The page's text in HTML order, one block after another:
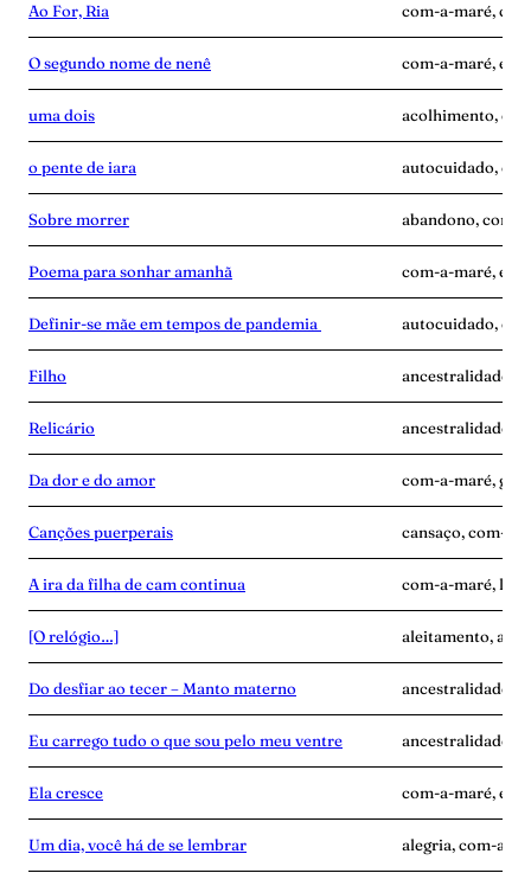
Ao For, Ria com-a-maré,
O segundo nome de nenê com-a-maré,
uma dois acolhimento,
o pente de iara autocuidado,
Sobre morrer abandono, com-
Poema para sonhar amanhã com-a-maré,
Definir-se mãe em tempos de pandemia autocuidado,
Filho ancestralidade,
Relicário ancestralidade,
Da dor e do amor com-a-maré,
Canções puerperais cansaço, com-a-
A ira da filha de cam continua com-a-maré,
[O relógio…] aleitamento,
Do desfiar ao tecer – Manto materno ancestralidade,
Eu carrego tudo o que sou pelo meu ventre ancestralidade,
Ela cresce com-a-maré,
Um dia, você há de se lembrar alegria, com-a-